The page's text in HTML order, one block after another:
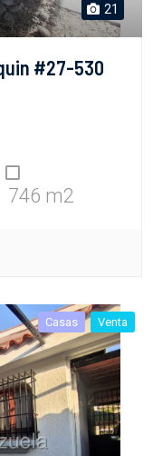
21
#27-530
746 m2
Casas Venta